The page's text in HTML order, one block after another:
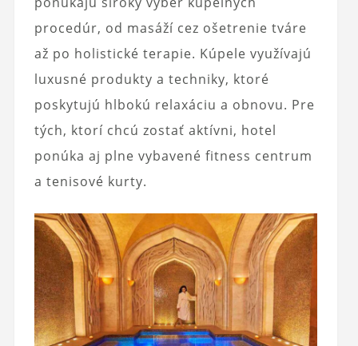
procedúr, od masáží cez ošetrenie tváre
až po holistické terapie. Kúpele využívajú
luxusné produkty a techniky, ktoré
poskytujú hlbokú relaxáciu a obnovu. Pre
tých, ktorí chcú zostať aktívni, hotel
ponúka aj plne vybavené fitness centrum
a tenisové kurty.